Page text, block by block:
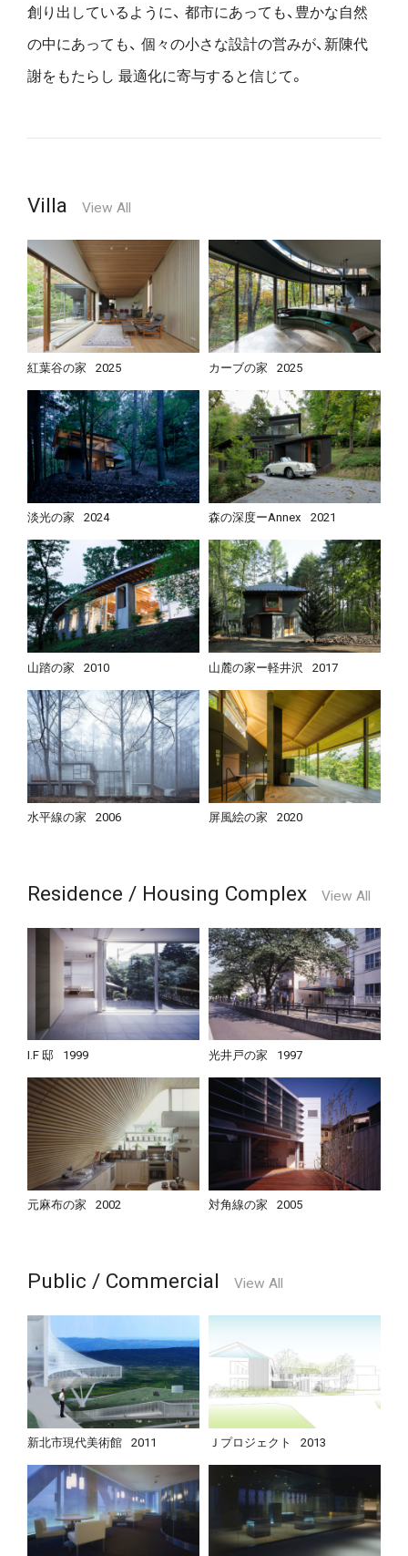
創り出しているように、 都市にあっても、豊かな自然
の中にあっても、 個々の小さな設計の営みが、新陳代
謝をもたらし 最適化に寄与すると信じて。
Villa View All
紅葉谷の家 2025 カーブの家 2025
淡光の家 2024 森の深度ーAnnex 2021
山踏の家 2010 山麓の家ー軽井沢 2017
水平線の家 2006 屏風絵の家 2020
Residence / Housing Complex View All
I.F 邸 1999 光井戸の家 1997
元麻布の家 2002 対角線の家 2005
Public / Commercial View All
新北市現代美術館 2011 Ｊプロジェクト 2013